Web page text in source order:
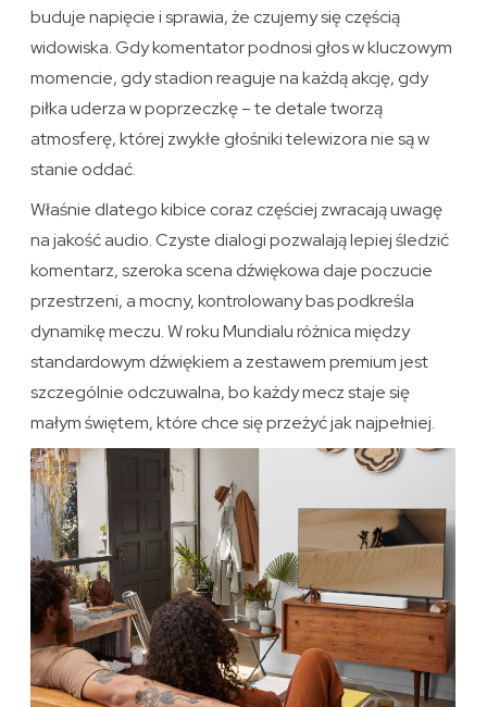
buduje napięcie i sprawia, że czujemy się częścią
widowiska. Gdy komentator podnosi głos w kluczowym
momencie, gdy stadion reaguje na każdą akcję, gdy
piłka uderza w poprzeczkę – te detale tworzą
atmosferę, której zwykłe głośniki telewizora nie są w
stanie oddać.
Właśnie dlatego kibice coraz częściej zwracają uwagę
na jakość audio. Czyste dialogi pozwalają lepiej śledzić
komentarz, szeroka scena dźwiękowa daje poczucie
przestrzeni, a mocny, kontrolowany bas podkreśla
dynamikę meczu. W roku Mundialu różnica między
standardowym dźwiękiem a zestawem premium jest
szczególnie odczuwalna, bo każdy mecz staje się
małym świętem, które chce się przeżyć jak najpełniej.